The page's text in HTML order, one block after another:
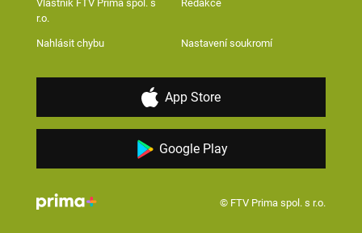
Vlastník FTV Prima spol. s
r.o.
Redakce
Nahlásit chybu Nastavení soukromí
App Store
Google Play
© FTV Prima spol. s r.o.